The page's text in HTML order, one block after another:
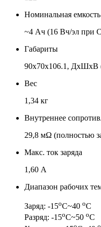
Номинальная емкость
~4 Ач (16 Вч/эл при
Габариты
90x70x106.1, ДхШхВ
Вес
1,34 кг
Внутреннее
29,8 мΩ (полностью
Макс. ток заряда
1,60 А
Диапазон рабочих
Заряд: -15оС~40 оС
Разряд: -15оС~50 оС